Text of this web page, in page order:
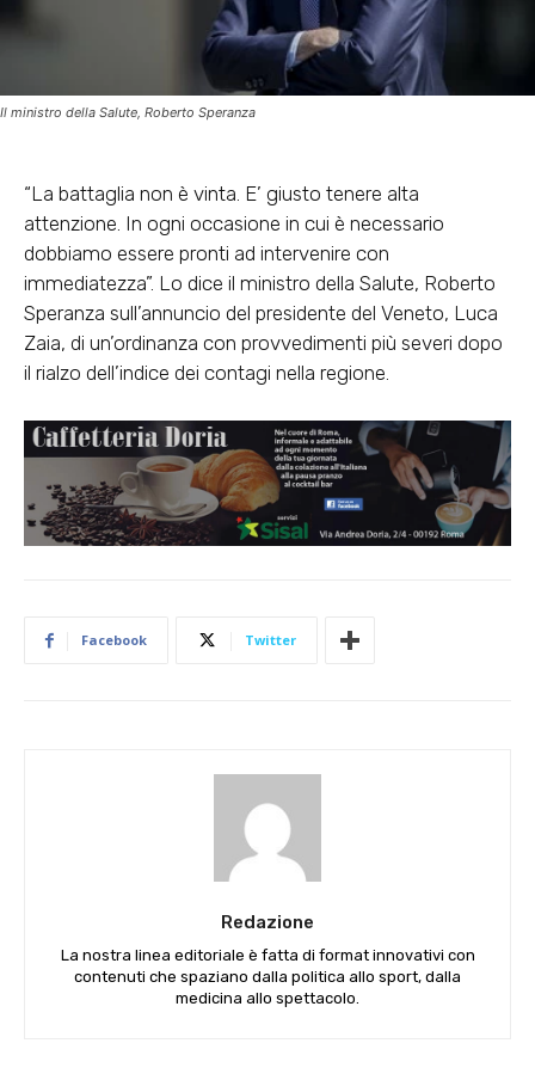
Il ministro della Salute, Roberto Speranza
“La battaglia non è vinta. E’ giusto tenere alta
attenzione. In ogni occasione in cui è necessario
dobbiamo essere pronti ad intervenire con
immediatezza”. Lo dice il ministro della Salute, Roberto
Speranza sull’annuncio del presidente del Veneto, Luca
Zaia, di un’ordinanza con provvedimenti più severi dopo
il rialzo dell’indice dei contagi nella regione.
Facebook Twitter
Redazione
La nostra linea editoriale è fatta di format innovativi con
contenuti che spaziano dalla politica allo sport, dalla
medicina allo spettacolo.